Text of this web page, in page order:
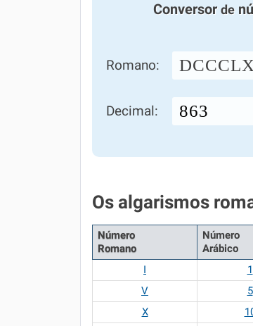
Conversor de
Romano:
Decimal:
Os algarismos
Número
Romano
Número
Arábico
I
1
V
5
X